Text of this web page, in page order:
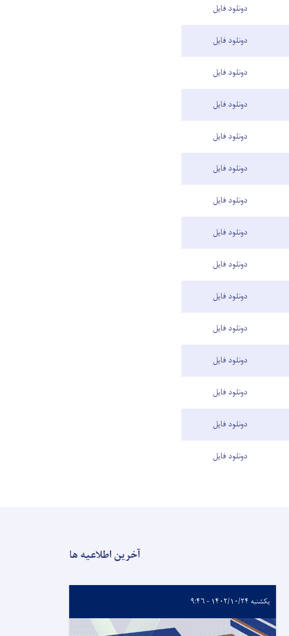
دونلود فایل
دونلود فایل
دونلود فایل
دونلود فایل
دونلود فایل
دونلود فایل
دونلود فایل
دونلود فایل
دونلود فایل
دونلود فایل
دونلود فایل
دونلود فایل
دونلود فایل
دونلود فایل
دونلود فایل
آخرین اطلاعیه ها
یکشنبه ۱۴۰۲/۱۰/۲۴ - ۹:۴۶